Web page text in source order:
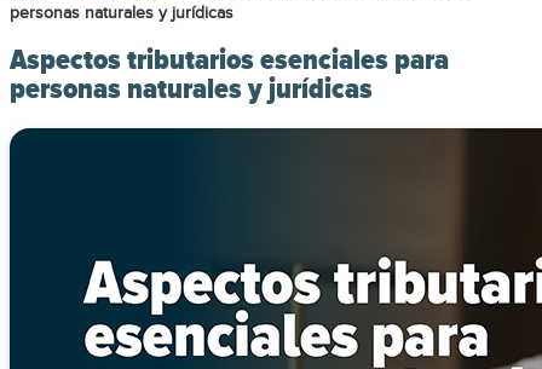
personas naturales y jurídicas
Aspectos tributarios esenciales para
personas naturales y jurídicas